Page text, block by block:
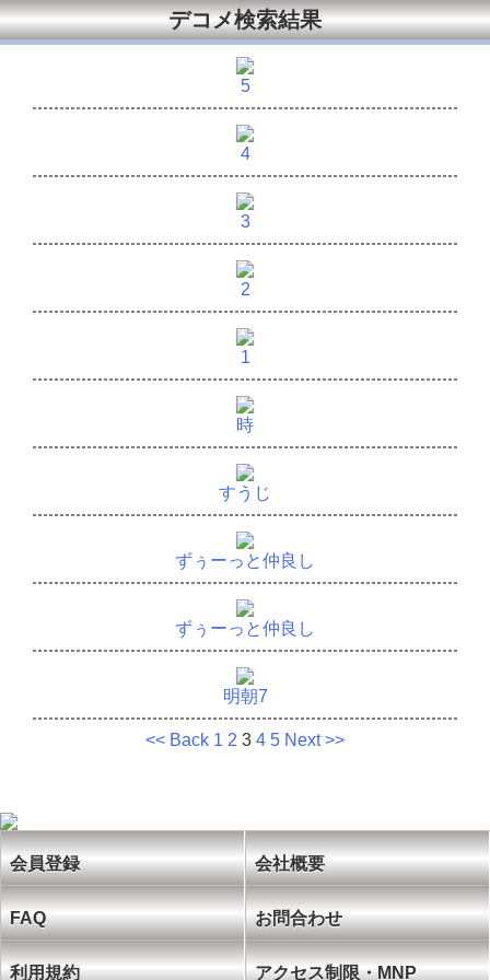
デコメ検索結果
5
4
3
2
1
時
すうじ
ずぅーっと仲良し
ずぅーっと仲良し
明朝7
<< Back 1 2 3 4 5 Next >>
会員登録 会社概要
FAQ お問合わせ
利用規約 アクセス制限・MNP